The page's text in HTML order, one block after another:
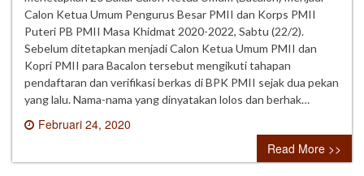
Calon Ketua Umum Pengurus Besar PMII dan Korps PMII
Puteri PB PMII Masa Khidmat 2020-2022, Sabtu (22/2).
Sebelum ditetapkan menjadi Calon Ketua Umum PMII dan
Kopri PMII para Bacalon tersebut mengikuti tahapan
pendaftaran dan verifikasi berkas di BPK PMII sejak dua pekan
yang lalu. Nama-nama yang dinyatakan lolos dan berhak…
Februari 24, 2020
0 comment
Read More >>